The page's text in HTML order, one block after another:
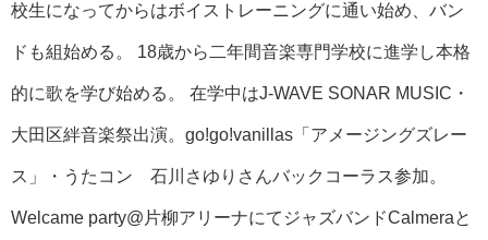
校生になってからはボイストレーニングに通い始め、バン
ドも組始める。 18歳から二年間音楽専門学校に進学し本格
的に歌を学び始める。 在学中はJ-WAVE SONAR MUSIC・
大田区絆音楽祭出演。go!go!vanillas「アメージングズレー
ス」・うたコン 石川さゆりさんバックコーラス参加。
Welcame party@片柳アリーナにてジャズバンドCalmeraと